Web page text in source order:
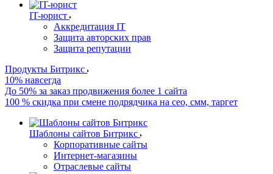
IT-юрист
Аккредитация IT
Защита авторских прав
Защита репутации
Продукты Битрикс
10% навсегда
До 50% за заказ продвижения более 1 сайта
100 % скидка при смене подрядчика на сео, смм, таргет
Шаблоны сайтов Битрикс
Корпоративные сайты
Интернет-магазины
Отраслевые сайты